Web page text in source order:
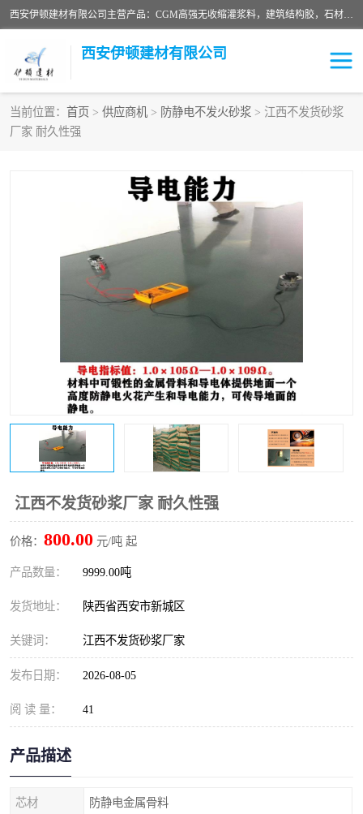
西安伊顿建材有限公司主营产品：CGM高强无收缩灌浆料，建筑结构胶，石材粘合剂，柔性防水材料，环氧修补砂浆等在各个行业得到了客户认可。
西安伊顿建材有限公司
当前位置： 首页 > 供应商机 > 防静电不发火砂浆 > 江西不发货砂浆
厂家 耐久性强
江西不发货砂浆厂家 耐久性强
价格： 800.00 元/吨 起
产品数量： 9999.00吨
发货地址： 陕西省西安市新城区
关键词： 江西不发货砂浆厂家
发布日期： 2026-08-05
阅 读 量： 41
产品描述
芯材 防静电金属骨料
灌浆料
修补砂浆
水泥路面修补材料
瓷砖粘合剂
高延性混凝土
桥梁伸缩缝快速修补料 防静电不发火砂浆
膨胀剂 混凝土防碳化涂料
融雪剂